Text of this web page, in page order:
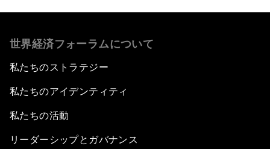
世界経済フォーラムについて
私たちのストラテジー
私たちのアイデンティティ
私たちの活動
リーダーシップとガバナンス